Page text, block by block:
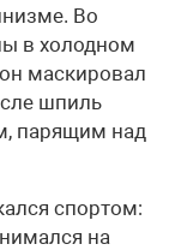
Во
в холодном
маскировал
шпиль
парящим над
спортом:
на